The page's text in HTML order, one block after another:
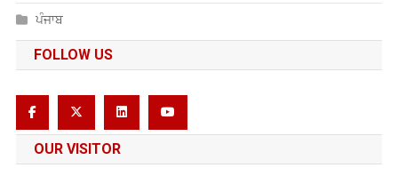
ਪੰਜਾਬ
FOLLOW US
OUR VISITOR